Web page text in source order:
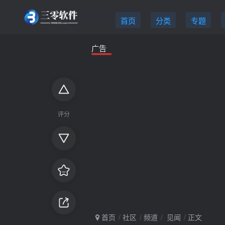
首页 分类 专题
评分
广告
首页 社区 频道 见闻 正文